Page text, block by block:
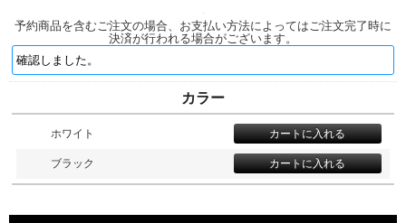
予約商品を含むご注文の場合、お支払い方法によってはご注文完了時に
決済が行われる場合がございます。
カラー
ホワイト
ブラック